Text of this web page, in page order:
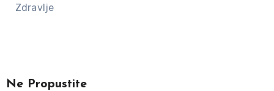
Zdravlje
Ne Propustite